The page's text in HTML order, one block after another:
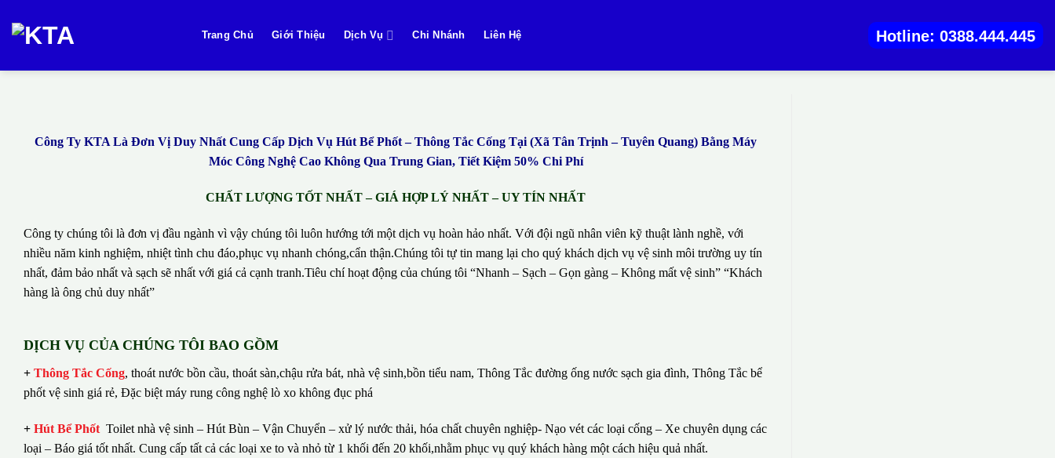
qua
dung
Trang Chủ Giới Thiệu Dịch Vụ Chi Nhánh Liên Hệ Hotline: 0388.444.445
Công Ty KTA Là Đơn Vị Duy Nhất Cung Cấp Dịch Vụ Hút Bể Phốt – Thông Tắc Cống Tại (Xã Tân Trịnh – Tuyên Quang) Bằng Máy
Móc Công Nghệ Cao Không Qua Trung Gian, Tiết Kiệm 50% Chi Phí
CHẤT LƯỢNG TỐT NHẤT – GIÁ HỢP LÝ NHẤT – UY TÍN NHẤT
Công ty chúng tôi là đơn vị đầu ngành vì vậy chúng tôi luôn hướng tới một dịch vụ hoàn hảo nhất. Với đội ngũ nhân viên kỹ thuật lành nghề, với
nhiều năm kinh nghiệm, nhiệt tình chu đáo,phục vụ nhanh chóng,cẩn thận.Chúng tôi tự tin mang lại cho quý khách dịch vụ vệ sinh môi trường uy tín
nhất, đảm bảo nhất và sạch sẽ nhất với giá cả cạnh tranh.Tiêu chí hoạt động của chúng tôi “Nhanh – Sạch – Gọn gàng – Không mất vệ sinh” “Khách
hàng là ông chủ duy nhất”
DỊCH VỤ CỦA CHÚNG TÔI BAO GỒM
+ Thông Tắc Cống, thoát nước bồn cầu, thoát sàn,chậu rửa bát, nhà vệ sinh,bồn tiểu nam, Thông Tắc đường ống nước sạch gia đình, Thông Tắc bể
phốt vệ sinh giá rẻ, Đặc biệt máy rung công nghệ lò xo không đục phá
+ Hút Bể Phốt Toilet nhà vệ sinh – Hút Bùn – Vận Chuyển – xử lý nước thải, hóa chất chuyên nghiệp- Nạo vét các loại cống – Xe chuyên dụng các
loại – Báo giá tốt nhất. Cung cấp tất cả các loại xe to và nhỏ từ 1 khối đến 20 khối,nhằm phục vụ quý khách hàng một cách hiệu quả nhất.